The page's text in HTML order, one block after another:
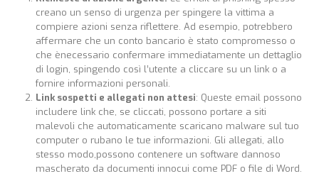
creano un senso di urgenza per spingere la vittima a
compiere azioni senza riflettere. Ad esempio, potrebbero
affermare che un conto bancario è stato compromesso o
che ènecessario confermare immediatamente un dettaglio
di login, spingendo così l’utente a cliccare su un link o a
fornire informazioni personali.
Link sospetti e allegati non attesi: Queste email possono
includere link che, se cliccati, possono portare a siti
malevoli che automaticamente scaricano malware sul tuo
computer o rubano le tue informazioni. Gli allegati, allo
stesso modo,possono contenere un software dannoso
mascherato da documenti innocui come PDF o file di Word.